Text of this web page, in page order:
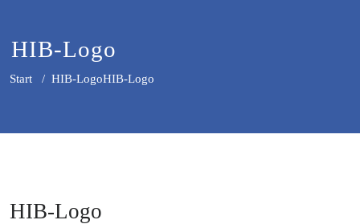
HIB-Logo
Start / HIB-LogoHIB-Logo
HIB-Logo